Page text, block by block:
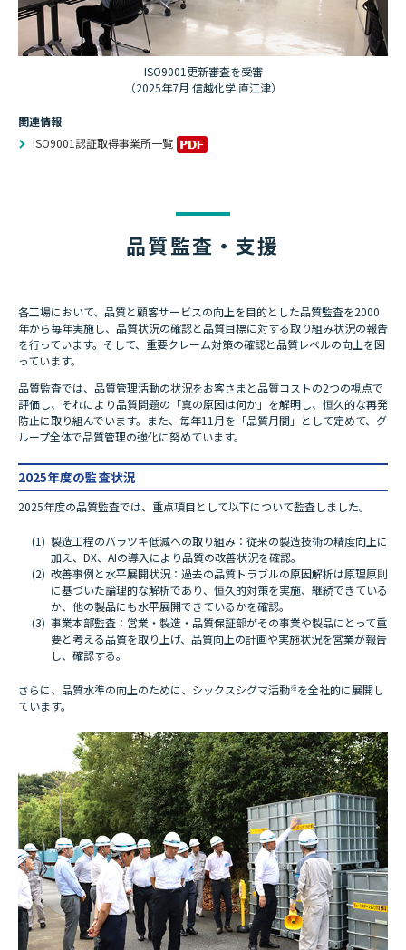
ISO9001更新審査を受審
（2025年7月 信越化学 直江津）
関連情報
ISO9001認証取得事業所一覧
品質監査・支援
各工場において、品質と顧客サービスの向上を目的とした品質監査を2000
年から毎年実施し、品質状況の確認と品質目標に対する取り組み状況の報告
を行っています。そして、重要クレーム対策の確認と品質レベルの向上を図
っています。
品質監査では、品質管理活動の状況をお客さまと品質コストの2つの視点で
評価し、それにより品質問題の「真の原因は何か」を解明し、恒久的な再発
防止に取り組んでいます。また、毎年11月を「品質月間」として定めて、グ
ループ全体で品質管理の強化に努めています。
2025年度の監査状況
2025年度の品質監査では、重点項目として以下について監査しました。
製造工程のバラツキ低減への取り組み：従来の製造技術の精度向上に
加え、DX、AIの導入により品質の改善状況を確認。
改善事例と水平展開状況：過去の品質トラブルの原因解析は原理原則
に基づいた論理的な解析であり、恒久的対策を実施、継続できている
か、他の製品にも水平展開できているかを確認。
事業本部監査：営業・製造・品質保証部がその事業や製品にとって重
要と考える品質を取り上げ、品質向上の計画や実施状況を営業が報告
し、確認する。
さらに、品質水準の向上のために、シックスシグマ活動※を全社的に展開し
ています。